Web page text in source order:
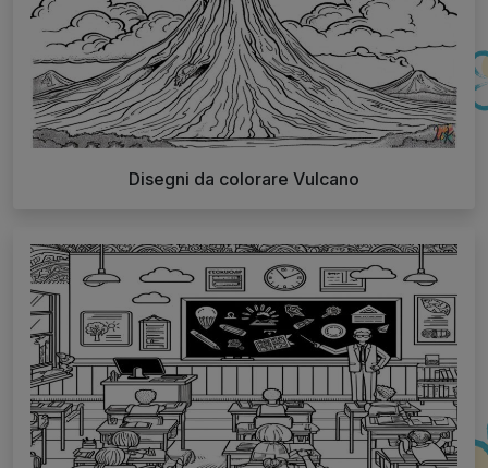
Disegni da colorare Vulcano